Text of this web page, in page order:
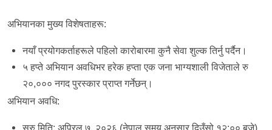
अभियानका मुख्य विशेषताहरू:
नयाँ प्रयोगकर्ताहरूले पहिलो कारोबारमा कुनै सेवा शुल्क तिर्नु पर्दैन।
५ हप्ते अभियान अवधिभर हरेक हप्ता एक जना भाग्यशाली विजेताले रु
२०,००० नगद पुरस्कार प्राप्त गर्नेछन्।
अभियान अवधि:
सुरु मिति: अप्रिल ७, २०२६ (नेपाल समय अनुसार दिउँसो १२:०० बजे)